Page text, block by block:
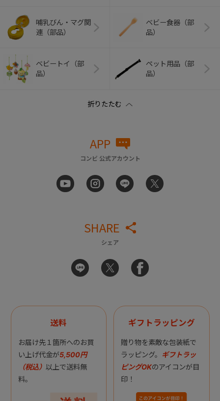
哺乳びん・マグ関
連（部品）
ベビー食器（部
品）
ベビートイ（部
品）
ペット用品（部
品）
APP
コンビ 公式アカウント
SHARE
シェア
送料
お届け先１箇所へのお買
い上げ代金が5,500円
（税込） 以上で送料無
料。
ギフトラッピング
贈り物を素敵な包装紙で
ラッピング。 ギフトラッ
ピングOKのアイコンが目
印！